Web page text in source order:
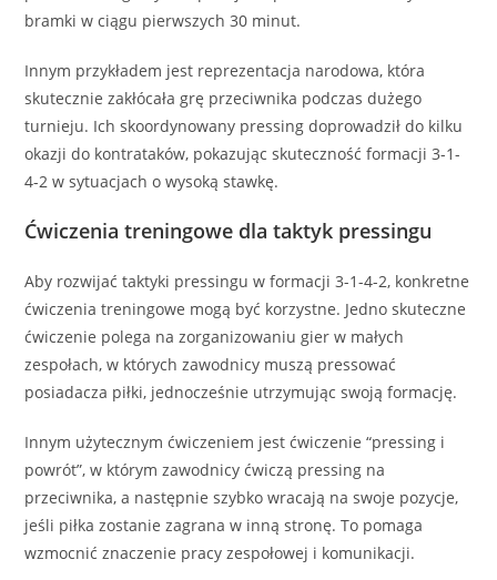
bramki w ciągu pierwszych 30 minut.
Innym przykładem jest reprezentacja narodowa, która
skutecznie zakłócała grę przeciwnika podczas dużego
turnieju. Ich skoordynowany pressing doprowadził do kilku
okazji do kontrataków, pokazując skuteczność formacji 3-1-
4-2 w sytuacjach o wysoką stawkę.
Ćwiczenia treningowe dla taktyk pressingu
Aby rozwijać taktyki pressingu w formacji 3-1-4-2, konkretne
ćwiczenia treningowe mogą być korzystne. Jedno skuteczne
ćwiczenie polega na zorganizowaniu gier w małych
zespołach, w których zawodnicy muszą pressować
posiadacza piłki, jednocześnie utrzymując swoją formację.
Innym użytecznym ćwiczeniem jest ćwiczenie “pressing i
powrót”, w którym zawodnicy ćwiczą pressing na
przeciwnika, a następnie szybko wracają na swoje pozycje,
jeśli piłka zostanie zagrana w inną stronę. To pomaga
wzmocnić znaczenie pracy zespołowej i komunikacji.